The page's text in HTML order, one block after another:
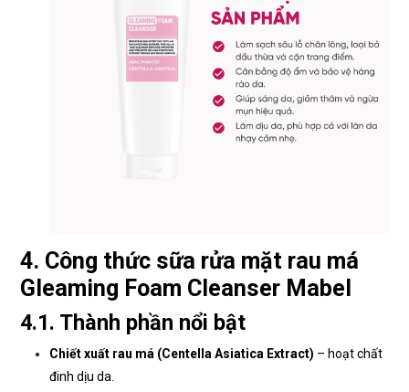
4. Công thức sữa rửa mặt rau má
Gleaming Foam Cleanser Mabel
4.1. Thành phần nổi bật
Chiết xuất rau má (Centella Asiatica Extract) – hoạt chất
đinh dịu da.